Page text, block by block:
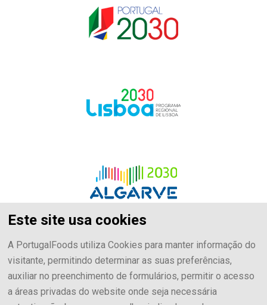
Este site usa cookies
A PortugalFoods utiliza Cookies para manter informação do
visitante, permitindo determinar as suas preferências,
auxiliar no preenchimento de formulários, permitir o acesso
a áreas privadas do website onde seja necessária